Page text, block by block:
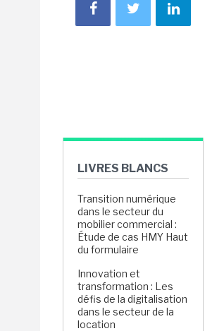
LIVRES BLANCS
Transition numérique
dans le secteur du
mobilier commercial :
Étude de cas HMY Haut
du formulaire
Innovation et
transformation : Les
défis de la digitalisation
dans le secteur de la
location